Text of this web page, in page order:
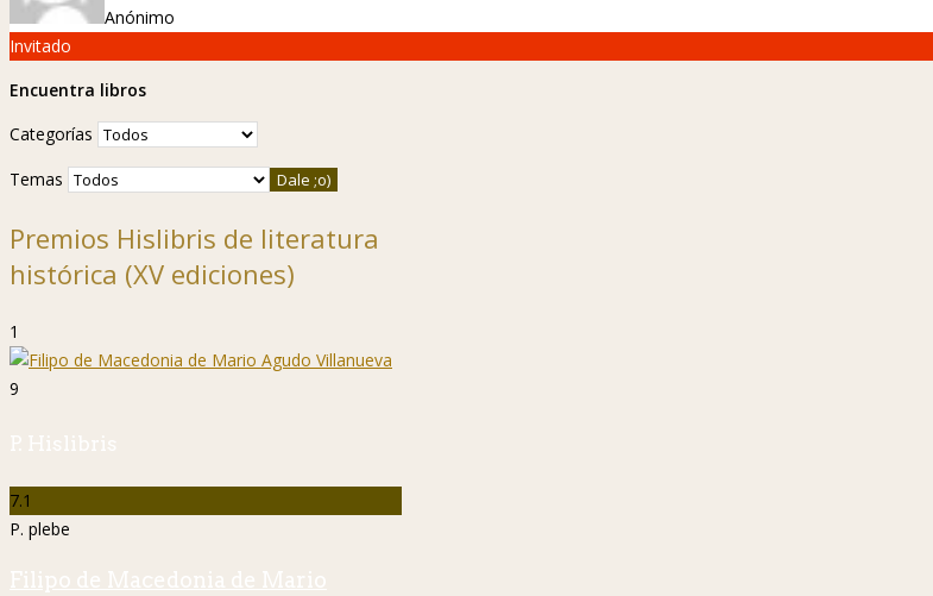
Anónimo
Invitado
Encuentra libros
Categorías
Temas
Premios Hislibris de literatura
histórica (XV ediciones)
1
9
P. Hislibris
7.1
P. plebe
Filipo de Macedonia de Mario